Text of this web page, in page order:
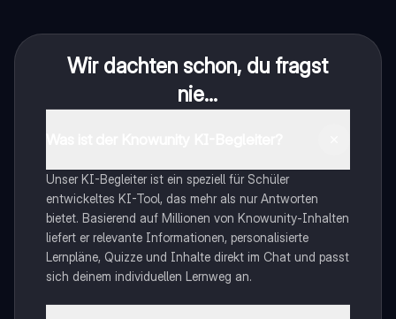
Wir dachten schon, du fragst
nie...
Unser KI-Begleiter ist ein speziell für Schüler
entwickeltes KI-Tool, das mehr als nur Antworten
bietet. Basierend auf Millionen von Knowunity-Inhalten
liefert er relevante Informationen, personalisierte
Lernpläne, Quizze und Inhalte direkt im Chat und passt
sich deinem individuellen Lernweg an.